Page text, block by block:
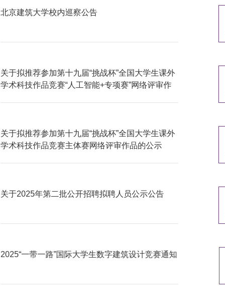
北京建筑大学校内巡察公告
关于拟推荐参加第十九届“挑战杯”全国大学生课外
学术科技作品竞赛“人工智能+专项赛”网络评审作
关于拟推荐参加第十九届“挑战杯”全国大学生课外
学术科技作品竞赛主体赛网络评审作品的公示
关于2025年第二批公开招聘拟聘人员公示公告
2025“一带一路”国际大学生数字建筑设计竞赛通知